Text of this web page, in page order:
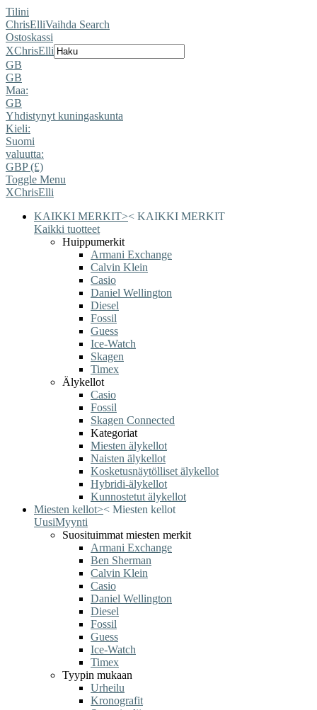
Tilini
ChrisElliVaihda Search
Ostoskassi
XChrisElli
GB
GB
Maa:
GB
Yhdistynyt kuningaskunta
Kieli:
Suomi
valuutta:
GBP (£)
Toggle Menu
XChrisElli
KAIKKI MERKIT>< KAIKKI MERKIT
Kaikki tuotteet
Huippumerkit
Armani Exchange
Calvin Klein
Casio
Daniel Wellington
Diesel
Fossil
Guess
Ice-Watch
Skagen
Timex
Älykellot
Casio
Fossil
Skagen Connected
Kategoriat
Miesten älykellot
Naisten älykellot
Kosketusnäytölliset älykellot
Hybridi-älykellot
Kunnostetut älykellot
Miesten kellot>< Miesten kellot
UusiMyynti
Suosituimmat miesten merkit
Armani Exchange
Ben Sherman
Calvin Klein
Casio
Daniel Wellington
Diesel
Fossil
Guess
Ice-Watch
Timex
Tyypin mukaan
Urheilu
Kronografit